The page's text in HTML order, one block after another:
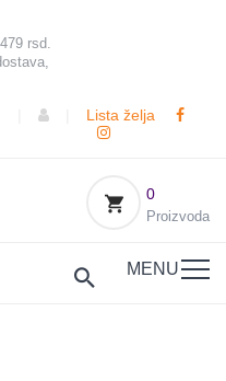
rsd.
Lista želja
0
Proizvoda
MENU